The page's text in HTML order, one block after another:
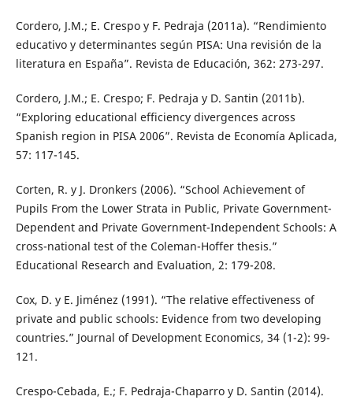
Cordero, J.M.; E. Crespo y F. Pedraja (2011a). “Rendimiento
educativo y determinantes según PISA: Una revisión de la
literatura en España”. Revista de Educación, 362: 273-297.
Cordero, J.M.; E. Crespo; F. Pedraja y D. Santin (2011b).
“Exploring educational efficiency divergences across
Spanish region in PISA 2006”. Revista de Economía Aplicada,
57: 117-145.
Corten, R. y J. Dronkers (2006). “School Achievement of
Pupils From the Lower Strata in Public, Private Government-
Dependent and Private Government-Independent Schools: A
cross-national test of the Coleman-Hoffer thesis.”
Educational Research and Evaluation, 2: 179-208.
Cox, D. y E. Jiménez (1991). “The relative effectiveness of
private and public schools: Evidence from two developing
countries.” Journal of Development Economics, 34 (1-2): 99-
121.
Crespo-Cebada, E.; F. Pedraja-Chaparro y D. Santin (2014).